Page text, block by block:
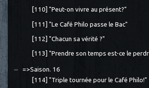
[110] "Peut-on vivre au présent?"
[111] "Le Café Philo passe le Bac"
[112] "Chacun sa vérité ?"
[113] "Prendre son temps est-ce le
=>Saison. 16
[114] "Triple tournée pour le Café Philo!"